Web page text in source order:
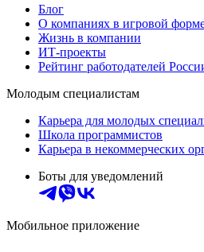
Блог
О компаниях в игровой
Жизнь в компании
ИТ-проекты
Рейтинг работодателей
Молодым специалистам
Карьера для молодых
Школа программистов
Карьера в некоммерческих
Боты для уведомлений
Мобильное приложение